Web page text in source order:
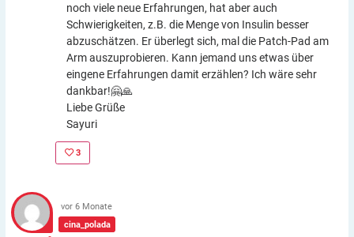
noch viele neue Erfahrungen, hat aber auch
Schwierigkeiten, z.B. die Menge von Insulin besser
abzuschätzen. Er überlegt sich, mal die Patch-Pad am
Arm auszuprobieren. Kann jemand uns etwas über
eingene Erfahrungen damit erzählen? Ich wäre sehr
dankbar!🤗🙏
Liebe Grüße
Sayuri
3
cina_polada
vor 6 Monate